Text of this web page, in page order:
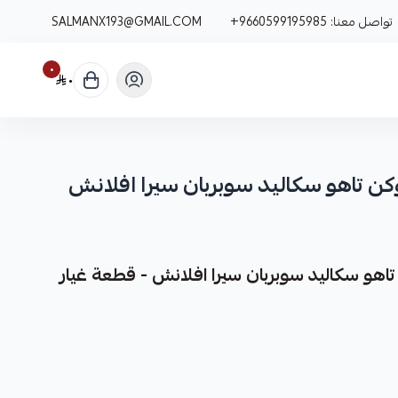
تواصل معنا: +9660599195985
SALMANX193@GMAIL.COM
٠ ٠
سكاليد سوبربان سيرا افلانش
سكاليد سوبربان سيرا افلانش - قطعة غيار